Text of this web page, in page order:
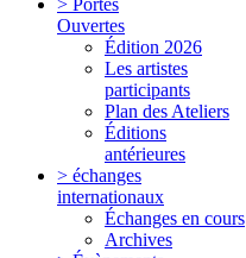
Ouvertes
Édition 2026
Les artistes
participants
Plan des Ateliers
Éditions
antérieures
> échanges
internationaux
Échanges en cours
Archives